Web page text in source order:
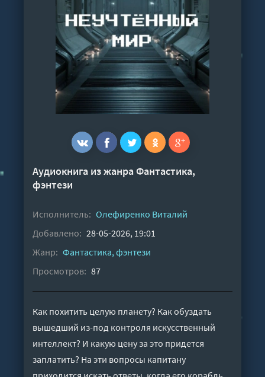
Аудиокнига из жанраФантастика,
фэнтези
Исполнитель: Олефиренко Виталий
Добавлено: 28-05-2026, 19:01
Жанр: Фантастика, фэнтези
Просмотров: 87
Как похитить целую планету? Как обуздать
вышедший из-под контроля искусственный
интеллект? И какую цену за это придется
заплатить? На эти вопросы капитану